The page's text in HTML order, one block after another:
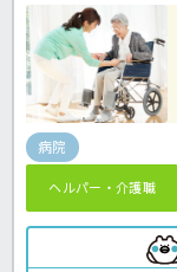
病院
ヘルパー・介護職